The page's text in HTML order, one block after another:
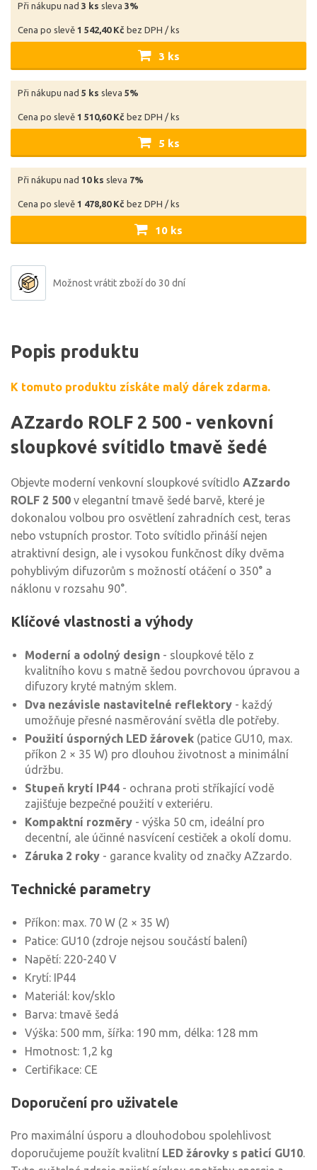
Při nákupu nad 3 ks sleva 3%
Cena po slevě 1 542,40 Kč bez DPH / ks
3 ks
Při nákupu nad 5 ks sleva 5%
Cena po slevě 1 510,60 Kč bez DPH / ks
5 ks
Při nákupu nad 10 ks sleva 7%
Cena po slevě 1 478,80 Kč bez DPH / ks
10 ks
Možnost vrátit zboží do 30 dní
Popis produktu
K tomuto produktu získáte malý dárek zdarma.
AZzardo ROLF 2 500 - venkovní
sloupkové svítidlo tmavě šedé
Objevte moderní venkovní sloupkové svítidlo AZzardo
ROLF 2 500 v elegantní tmavě šedé barvě, které je
dokonalou volbou pro osvětlení zahradních cest, teras
nebo vstupních prostor. Toto svítidlo přináší nejen
atraktivní design, ale i vysokou funkčnost díky dvěma
pohyblivým difuzorům s možností otáčení o 350° a
náklonu v rozsahu 90°.
Klíčové vlastnosti a výhody
Moderní a odolný design - sloupkové tělo z
kvalitního kovu s matně šedou povrchovou úpravou a
difuzory kryté matným sklem.
Dva nezávisle nastavitelné reflektory - každý
umožňuje přesné nasměrování světla dle potřeby.
Použití úsporných LED žárovek (patice GU10, max.
příkon 2 × 35 W) pro dlouhou životnost a minimální
údržbu.
Stupeň krytí IP44 - ochrana proti stříkající vodě
zajišťuje bezpečné použití v exteriéru.
Kompaktní rozměry - výška 50 cm, ideální pro
decentní, ale účinné nasvícení cestiček a okolí domu.
Záruka 2 roky - garance kvality od značky AZzardo.
Technické parametry
Příkon: max. 70 W (2 × 35 W)
Patice: GU10 (zdroje nejsou součástí balení)
Napětí: 220-240 V
Krytí: IP44
Materiál: kov/sklo
Barva: tmavě šedá
Výška: 500 mm, šířka: 190 mm, délka: 128 mm
Hmotnost: 1,2 kg
Certifikace: CE
Doporučení pro uživatele
Pro maximální úsporu a dlouhodobou spolehlivost
doporučujeme použít kvalitní LED žárovky s paticí GU10.